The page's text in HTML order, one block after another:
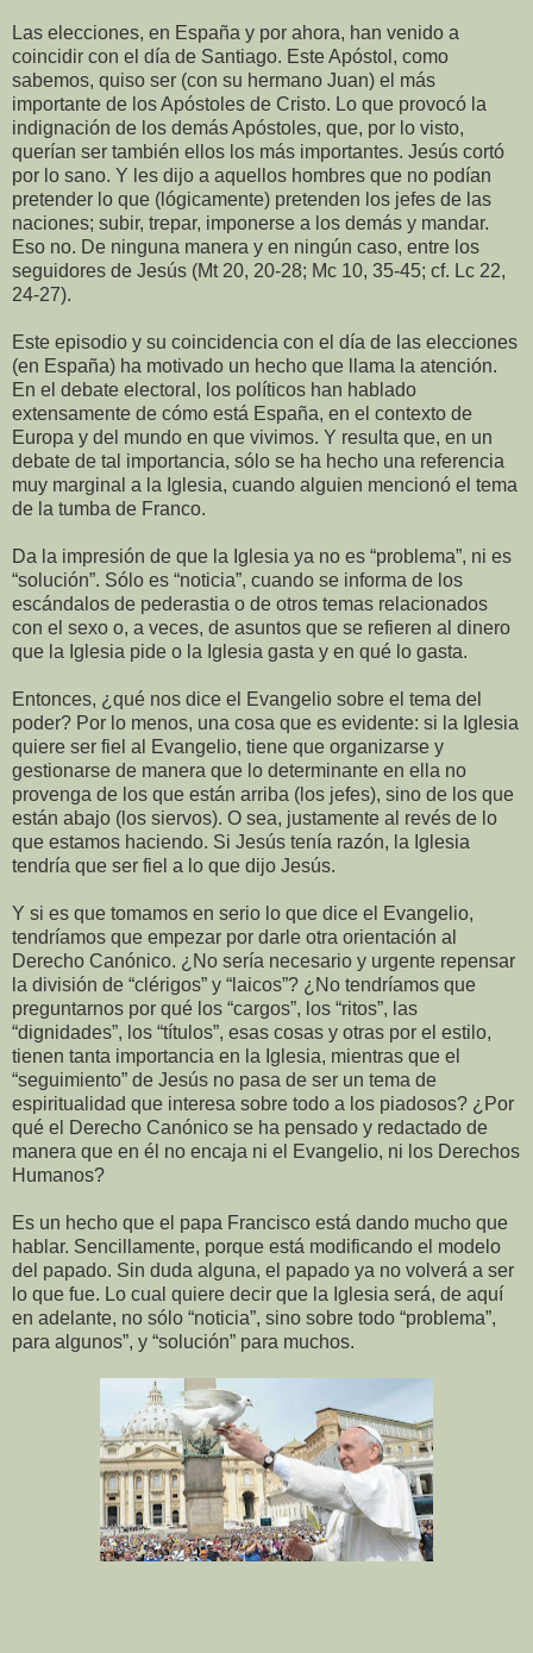
Las elecciones, en España y por ahora, han venido a
coincidir con el día de Santiago. Este Apóstol, como
sabemos, quiso ser (con su hermano Juan) el más
importante de los Apóstoles de Cristo. Lo que provocó la
indignación de los demás Apóstoles, que, por lo visto,
querían ser también ellos los más importantes. Jesús cortó
por lo sano. Y les dijo a aquellos hombres que no podían
pretender lo que (lógicamente) pretenden los jefes de las
naciones; subir, trepar, imponerse a los demás y mandar.
Eso no. De ninguna manera y en ningún caso, entre los
seguidores de Jesús (Mt 20, 20-28; Mc 10, 35-45; cf. Lc 22,
24-27).
Este episodio y su coincidencia con el día de las elecciones
(en España) ha motivado un hecho que llama la atención.
En el debate electoral, los políticos han hablado
extensamente de cómo está España, en el contexto de
Europa y del mundo en que vivimos. Y resulta que, en un
debate de tal importancia, sólo se ha hecho una referencia
muy marginal a la Iglesia, cuando alguien mencionó el tema
de la tumba de Franco.
Da la impresión de que la Iglesia ya no es “problema”, ni es
“solución”. Sólo es “noticia”, cuando se informa de los
escándalos de pederastia o de otros temas relacionados
con el sexo o, a veces, de asuntos que se refieren al dinero
que la Iglesia pide o la Iglesia gasta y en qué lo gasta.
Entonces, ¿qué nos dice el Evangelio sobre el tema del
poder? Por lo menos, una cosa que es evidente: si la Iglesia
quiere ser fiel al Evangelio, tiene que organizarse y
gestionarse de manera que lo determinante en ella no
provenga de los que están arriba (los jefes), sino de los que
están abajo (los siervos). O sea, justamente al revés de lo
que estamos haciendo. Si Jesús tenía razón, la Iglesia
tendría que ser fiel a lo que dijo Jesús.
Y si es que tomamos en serio lo que dice el Evangelio,
tendríamos que empezar por darle otra orientación al
Derecho Canónico. ¿No sería necesario y urgente repensar
la división de “clérigos” y “laicos”? ¿No tendríamos que
preguntarnos por qué los “cargos”, los “ritos”, las
“dignidades”, los “títulos”, esas cosas y otras por el estilo,
tienen tanta importancia en la Iglesia, mientras que el
“seguimiento” de Jesús no pasa de ser un tema de
espiritualidad que interesa sobre todo a los piadosos? ¿Por
qué el Derecho Canónico se ha pensado y redactado de
manera que en él no encaja ni el Evangelio, ni los Derechos
Humanos?
Es un hecho que el papa Francisco está dando mucho que
hablar. Sencillamente, porque está modificando el modelo
del papado. Sin duda alguna, el papado ya no volverá a ser
lo que fue. Lo cual quiere decir que la Iglesia será, de aquí
en adelante, no sólo “noticia”, sino sobre todo “problema”,
para algunos”, y “solución” para muchos.